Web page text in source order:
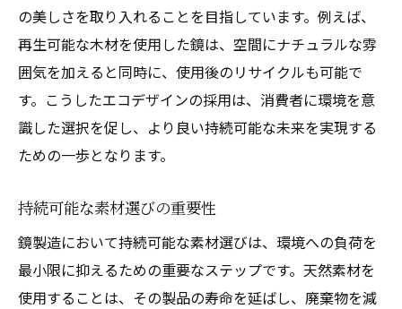
鏡製造における素材選びがもたらす心地よい結
論
素材選びのポイントとその重要性
心地よさを追求するための素材選定
自然素材がもたらす癒しの効果
選択が決めるデザインの質
生活に調和をもたらす選択
持続可能な未来を見据えた鏡製造の意義
持続可能性を考慮した製品開発
の美しさを取り入れることを目指しています。例えば、
再生可能な木材を使用した鏡は、空間にナチュラルな雰
囲気を加えると同時に、使用後のリサイクルも可能で
す。こうしたエコデザインの採用は、消費者に環境を意
識した選択を促し、より良い持続可能な未来を実現する
ための一歩となります。
持続可能な素材選びの重要性
鏡製造において持続可能な素材選びは、環境への負荷を
最小限に抑えるための重要なステップです。天然素材を
使用することは、その製品の寿命を延ばし、廃棄物を減